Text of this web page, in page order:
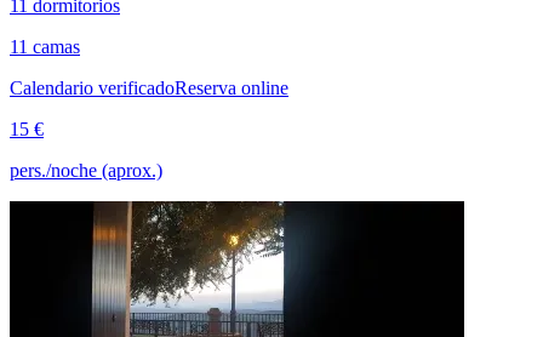
11 dormitorios
11 camas
Calendario verificadoReserva online
15 €
pers./noche (aprox.)